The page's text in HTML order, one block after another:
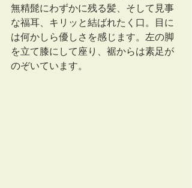
無精髭にわずかに残る髪、そして見事
な福耳、キリッと結ばれたく口。目に
は何かしら優しさを感じます。左の脚
を立て膝にして座り、裾からは素足が
のぞいています。